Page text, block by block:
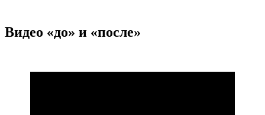
Видео «до» и «после»